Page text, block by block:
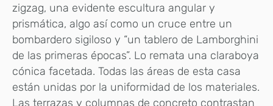
zigzag, una evidente escultura angular y
prismática, algo así como un cruce entre un
bombardero sigiloso y “un tablero de Lamborghini
de las primeras épocas”. Lo remata una claraboya
cónica facetada. Todas las áreas de esta casa
están unidas por la uniformidad de los materiales.
Las terrazas y columnas de concreto contrastan